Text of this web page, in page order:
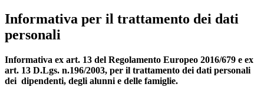
Informativa per il trattamento dei dati
personali
Informativa ex art. 13 del Regolamento Europeo 2016/679 e ex
art. 13 D.Lgs. n.196/2003, per il trattamento dei dati personali
dei dipendenti, degli alunni e delle famiglie.